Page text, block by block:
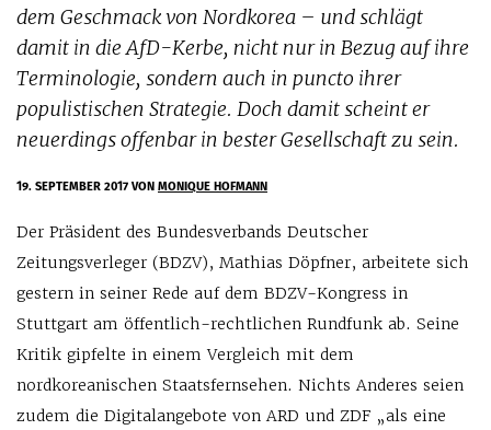
dem Geschmack von Nordkorea – und schlägt
damit in die AfD-Kerbe, nicht nur in Bezug auf ihre
Terminologie, sondern auch in puncto ihrer
populistischen Strategie. Doch damit scheint er
neuerdings offenbar in bester Gesellschaft zu sein.
19. SEPTEMBER 2017VONMONIQUE HOFMANN
Der Präsident des Bundesverbands Deutscher
Zeitungsverleger (BDZV), Mathias Döpfner, arbeitete sich
gestern in seiner Rede auf dem BDZV-Kongress in
Stuttgart am öffentlich-rechtlichen Rundfunk ab. Seine
Kritik gipfelte in einem Vergleich mit dem
nordkoreanischen Staatsfernsehen. Nichts Anderes seien
zudem die Digitalangebote von ARD und ZDF „als eine